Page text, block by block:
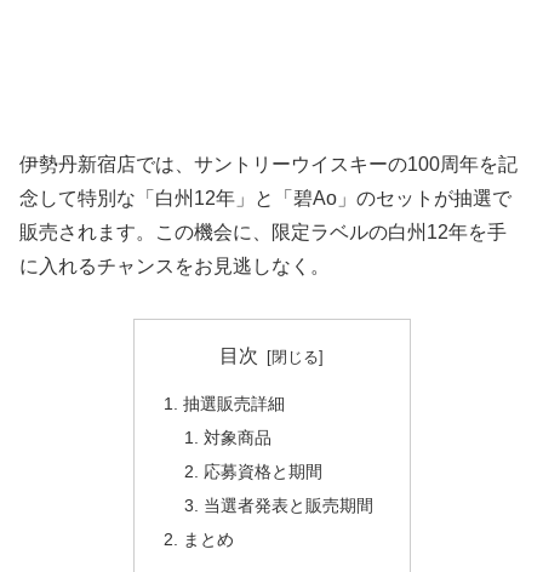
伊勢丹新宿店では、サントリーウイスキーの100周年を記
念して特別な「白州12年」と「碧Ao」のセットが抽選で
販売されます。この機会に、限定ラベルの白州12年を手
に入れるチャンスをお見逃しなく。
目次
抽選販売詳細
対象商品
応募資格と期間
当選者発表と販売期間
まとめ